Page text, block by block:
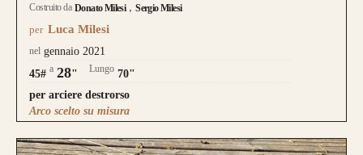
Costruito da Donato Milesi Sergio Milesi
per Luca Milesi
nel gennaio 2021
45# a 28" Lungo 70"
per arciere destrorso
Arco scelto su misura